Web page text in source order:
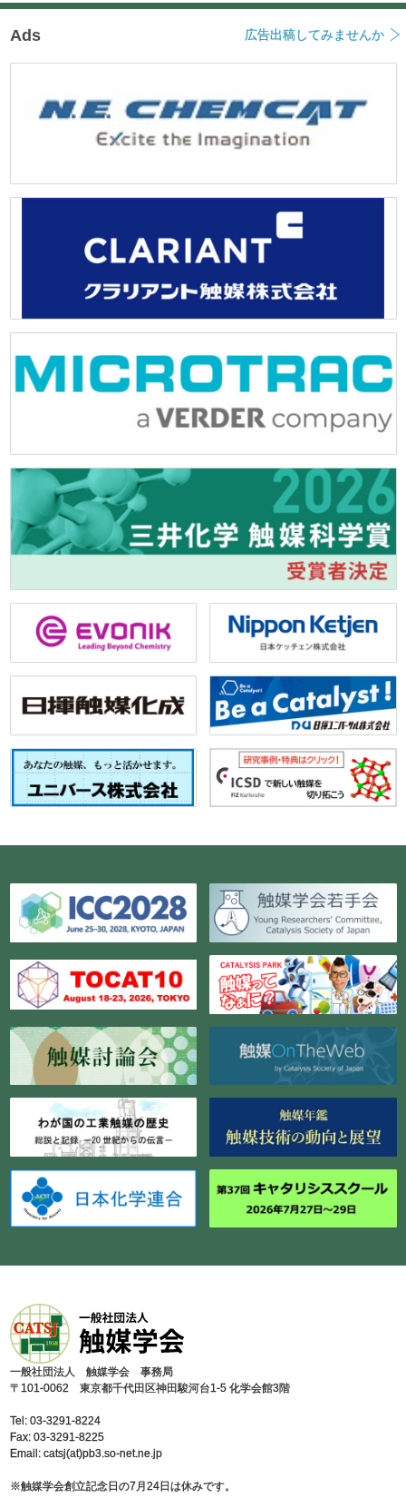
Ads 広告出稿してみませんか
⼀般社団法⼈ 触媒学会 事務局
〒101-0062 東京都千代⽥区神⽥駿河台1-5 化学会館3階
Tel: 03-3291-8224
Fax: 03-3291-8225
Email: catsj(at)pb3.so-net.ne.jp
※触媒学会創⽴記念⽇の7⽉24⽇は休みです。